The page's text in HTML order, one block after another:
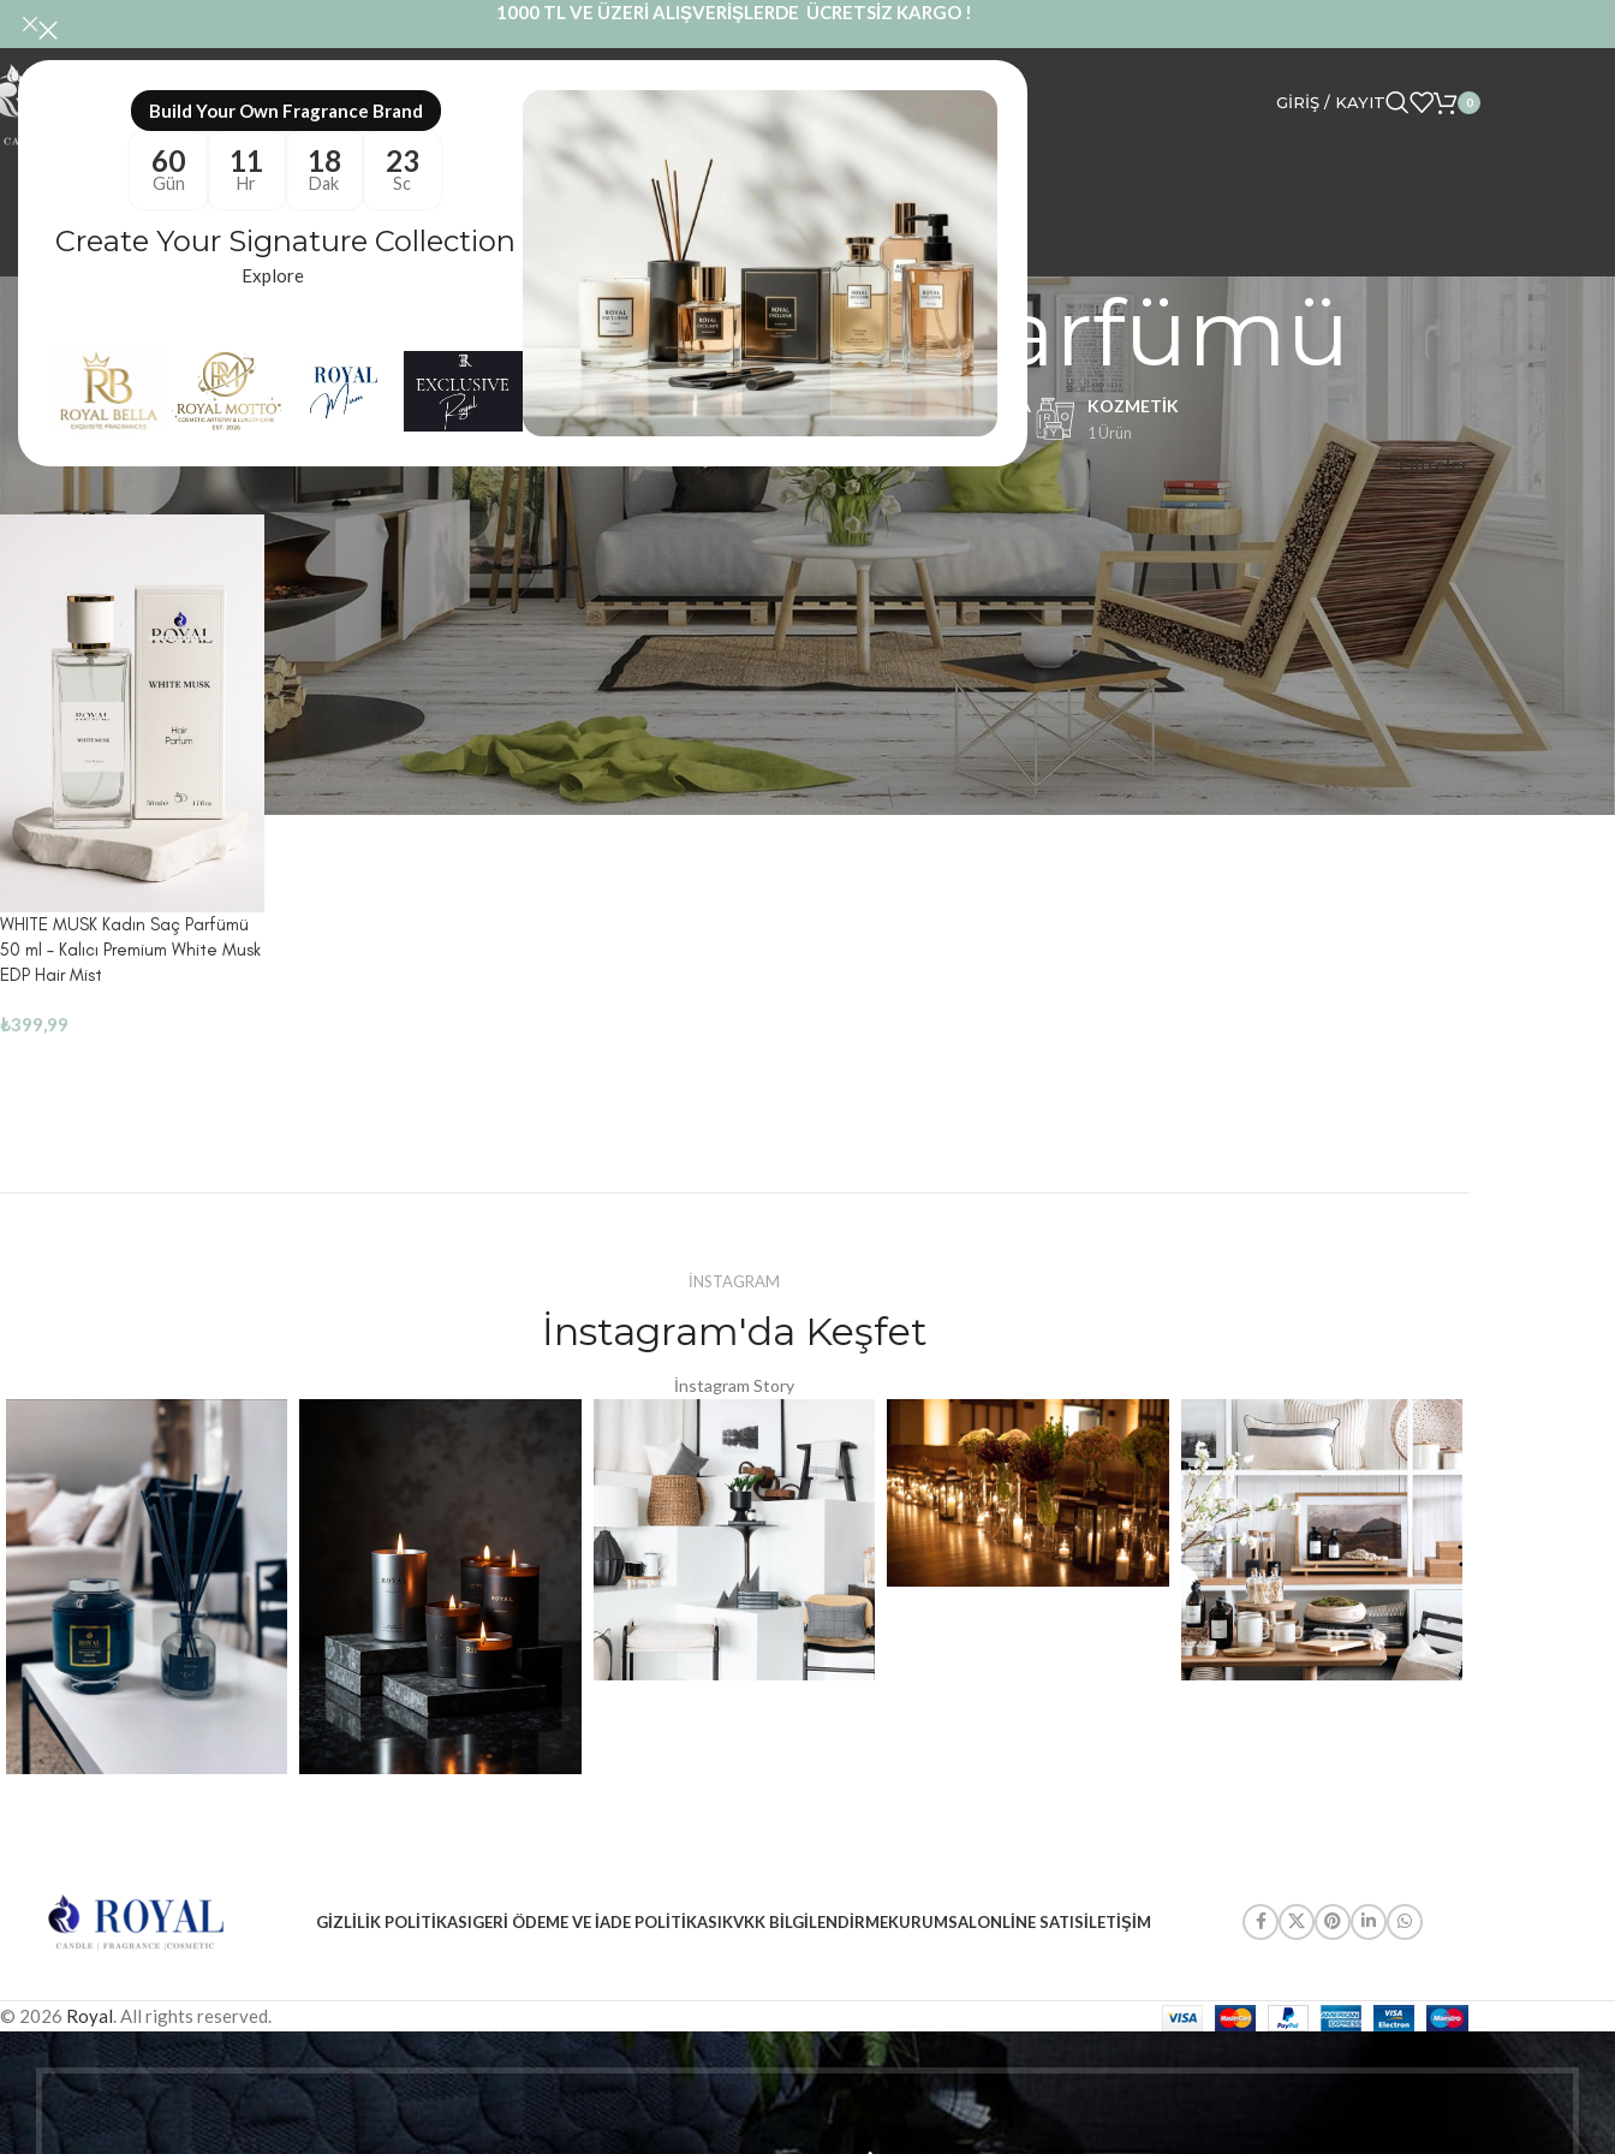
Build Your Own Fragrance Brand
60
Gün
11
Hr
18
Dak
22
Sc
Create Your Signature Collection
Explore
1000 TL VE ÜZERİ ALIŞVERİŞLERDE ÜCRETSİZ KARGO !
ONLINE SATIŞ PRIVATE LABEL KURUMSAL GIRIŞ / KAYIT 0
white musk saç parfümü
ODA KOKUSU
86 Ürünler
MUM
101 Ürünler
PARFÜM
97 Ürünler
KOKU KESESI
14 Ürünler
KOLONYA
16 Ürünler
KOZMETIK
1 Ürün
Royal Mum/Ürünler “white musk saç parfümü” olarak etiketlendi Göster 12 Filtreler
WHITE MUSK Kadın Saç Parfümü
50 ml – Kalıcı Premium White Musk
EDP Hair Mist
₺399,99
İNSTAGRAM
İnstagram'da Keşfet
İnstagram Story
GIZLILIK POLITIKASIGERI ÖDEME VE İADE POLITIKASIKVKK BILGILENDIRMEKURUMSALONLINE SATISİLETIŞIM
© 2026 Royal. All rights reserved.